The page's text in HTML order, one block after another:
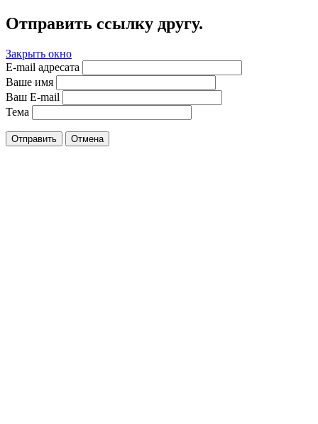
Отправить ссылку другу.
Закрыть окно
E-mail адресата
Ваше имя
Ваш E-mail
Тема
Отправить Отмена